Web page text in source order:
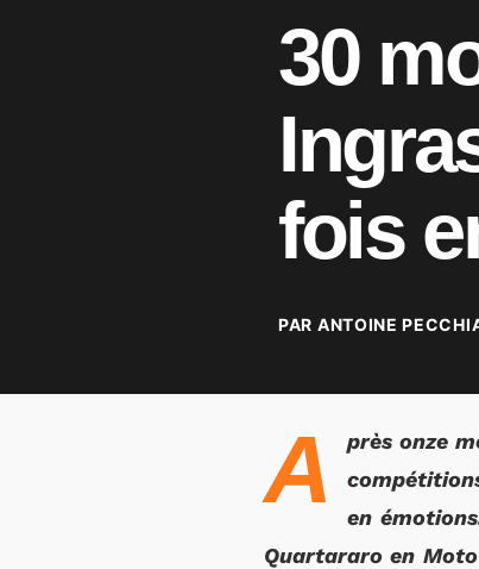
30
fois
PAR ANTOINE
A
près onze
en
Quartararo en